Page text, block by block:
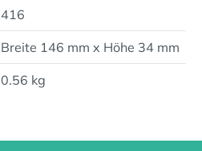
416
Breite 146 mm x Höhe 34 mm
0.56 kg